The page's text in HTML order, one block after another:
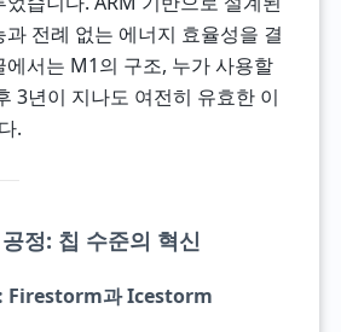
전례 없는 에너지 효율성을 결
에서는 M1의 구조, 누가 사용할
3년이 지나도 여전히 유효한 이
.
정: 칩 수준의 혁신
Firestorm과 Icestorm